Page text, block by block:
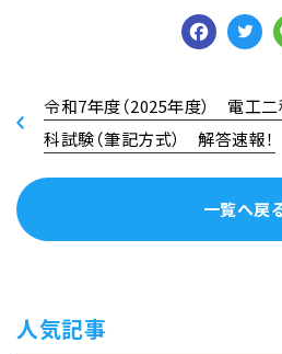
令和7年度（2025年度） 電工二
科試験（筆記方式） 解答速報！
一覧へ戻
人気記事